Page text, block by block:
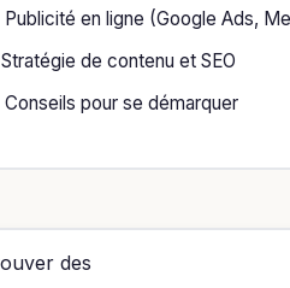
Publicité en ligne (Google Ads,
Stratégie de contenu et SEO
Conseils pour se démarquer